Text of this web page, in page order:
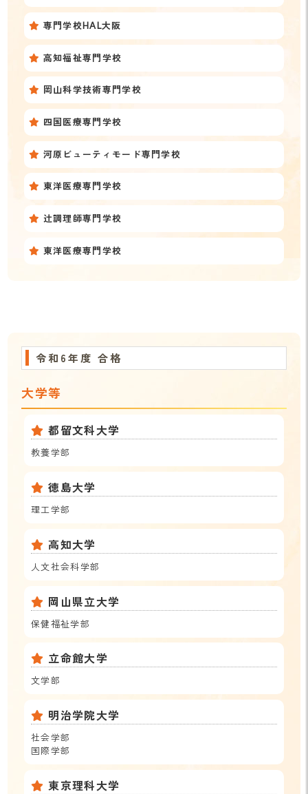
専門学校HAL大阪
高知福祉専門学校
岡山科学技術専門学校
四国医療専門学校
河原ビューティモード専門学校
東洋医療専門学校
辻調理師専門学校
東洋医療専門学校
令和6年度 合格
大学等
都留文科大学
教養学部
徳島大学
理工学部
高知大学
人文社会科学部
岡山県立大学
保健福祉学部
立命館大学
文学部
明治学院大学
社会学部
国際学部
東京理科大学